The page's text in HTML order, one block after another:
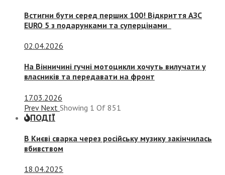
Встигни бути серед перших 100! Відкриття АЗС
EURO 5 з подарунками та суперцінами
02.04.2026
На Вінничині гучні мотоцикли хочуть вилучати у
власників та передавати на фронт
17.03.2026
Prev Next Showing 1 Of 851
ПОДІЇ
В Києві сварка через російську музику закінчилась
вбивством
18.04.2025